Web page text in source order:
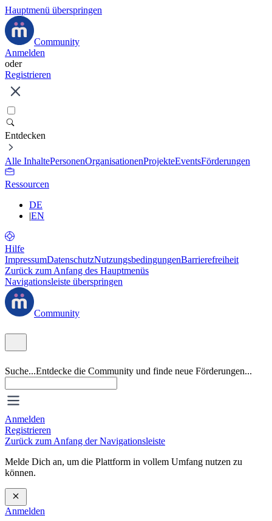
Hauptmenü überspringen
Community
Anmelden
oder
Registrieren
Entdecken
Alle InhaltePersonenOrganisationenProjekteEventsFörderungen
Ressourcen
DE
|EN
Hilfe
ImpressumDatenschutzNutzungsbedingungenBarrierefreiheit
Zurück zum Anfang des Hauptmenüs
Navigationsleiste überspringen
Community
Suche...Entdecke die Community und finde neue Förderungen...
Anmelden
Registrieren
Zurück zum Anfang der Navigationsleiste
Melde Dich an, um die Plattform in vollem Umfang nutzen zu
können.
Anmelden